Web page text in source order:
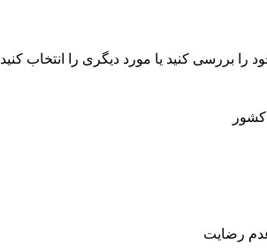
را بررسی کنید یا مورد دیگری را انتخاب کنید
رضایت